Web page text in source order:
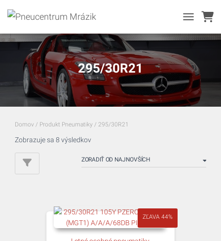
TOGGLE
295/30R21
Domov / Produkt Pneumatiky / 295/30R21
Zobrazuje sa 8 výsledkovZoradené
najnovších
ZĽAVA 44%